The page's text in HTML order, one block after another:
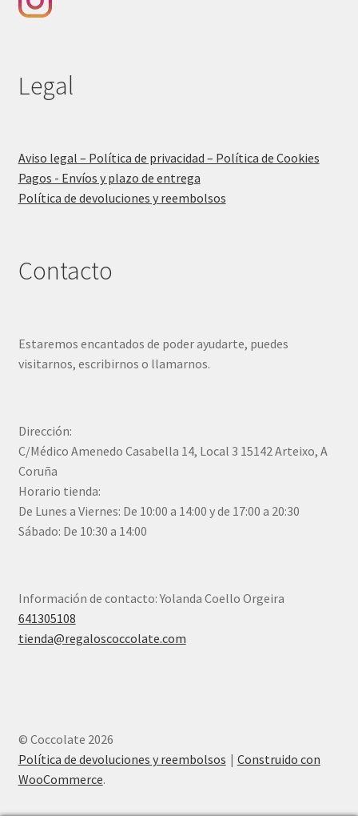
Legal
Aviso legal – Política de privacidad – Política de Cookies
Pagos - Envíos y plazo de entrega
Política de devoluciones y reembolsos
Contacto
Estaremos encantados de poder ayudarte, puedes
visitarnos, escribirnos o llamarnos.
Dirección:
C/Médico Amenedo Casabella 14, Local 3 15142 Arteixo, A
Coruña
Horario tienda:
De Lunes a Viernes: De 10:00 a 14:00 y de 17:00 a 20:30
Sábado: De 10:30 a 14:00
Información de contacto: Yolanda Coello Orgeira
641305108
tienda@regaloscoccolate.com
© Coccolate 2026
Política de devoluciones y reembolsos
Construido con
WooCommerce.